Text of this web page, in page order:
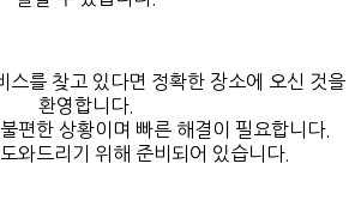
스를 찾고 있다면 정확한 장소에 오신 것을
환영합니다.
편한 상황이며 빠른 해결이 필요합니다.
와드리기 위해 준비되어 있습니다.